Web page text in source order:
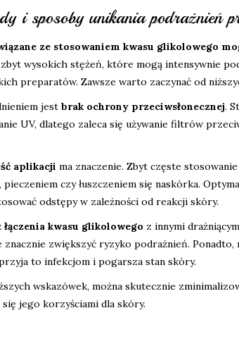
i sposoby unikania podrażnień
ze stosowaniem kwasu glikolowego
zbyt wysokich stężeń, które mogą intensywnie
preparatów. Zawsze warto zaczynać od
jest brak ochrony przeciwsłonecznej.
UV, dlatego zaleca się używanie filtrów
aplikacji ma znaczenie. Zbyt częste
czy łuszczeniem się naskórka.
odstępy w zależności od reakcji skóry.
łączenia kwasu glikolowego z innymi
znacznie zwiększyć ryzyko podrażnień. Ponadto,
to infekcjom i pogarsza stan skóry.
wskazówek, można skutecznie
jego korzyściami dla skóry.